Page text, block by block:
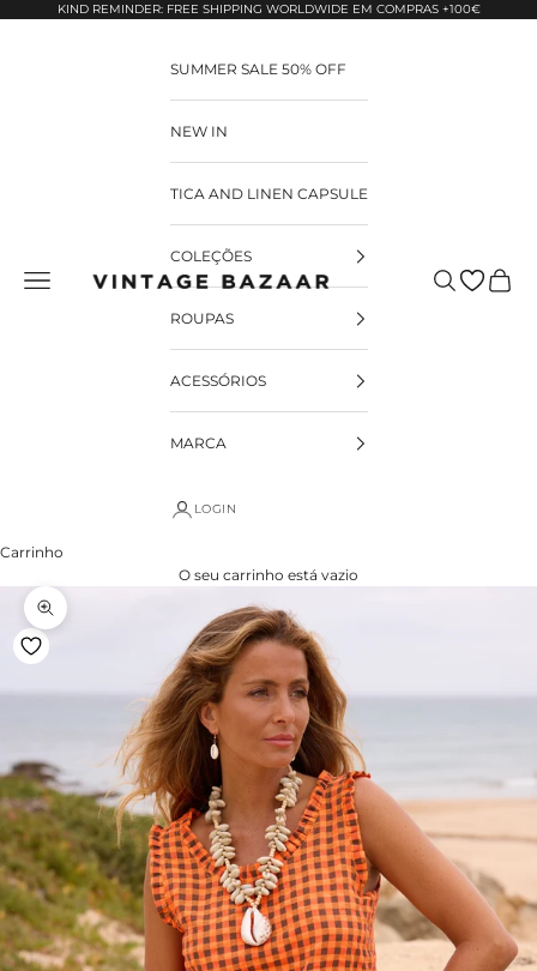
Pular para o conteúdo
KIND REMINDER: FREE SHIPPING WORLDWIDE EM COMPRAS +100€
Vintage Bazaar Pesquisar
SUMMER SALE 50% OFF
NEW IN
TICA AND LINEN CAPSULE
COLEÇÕES
ROUPAS
ACESSÓRIOS
MARCA
LOGIN
Carrinho
O seu carrinho está vazio
Zoom na imagem